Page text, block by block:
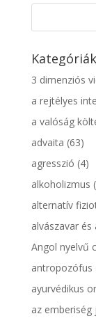
Kategóriák
3 dimenziós
a rejtélyes
a valóság
advaita (63)
agresszió (4)
alkoholizmus
alternatív
alvászavar
Angol nyelvű
antropozófus
ayurvédikus
az